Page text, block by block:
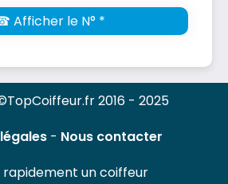
Afficher le N° *
2016 - 2025
- Nous contacter
rapidement un coiffeur